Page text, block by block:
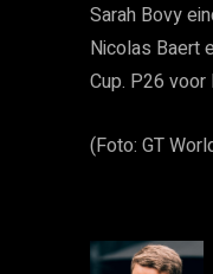
Sarah Bovy
Nicolas Baert
Cup. P26
(Foto: GT